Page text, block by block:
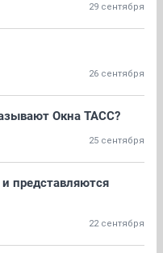
29 сентября
26 сентября
Окна ТАСС?
25 сентября
представляются
22 сентября